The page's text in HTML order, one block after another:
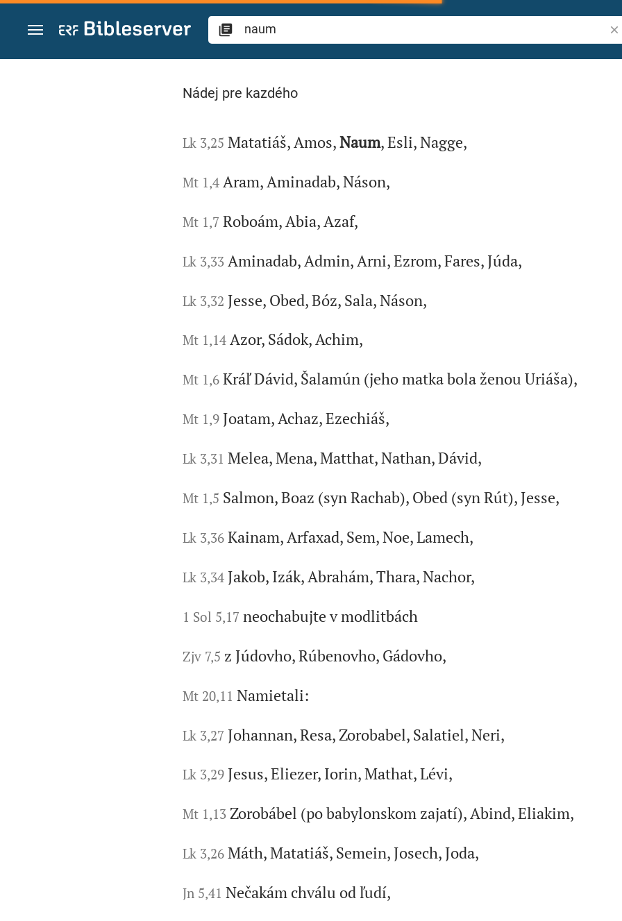
Prejsť na obsah
Vyhľadajte "naum" v Biblii
Nádej pre kazdého
Lk 3,25 Matatiáš, Amos,Naum, Esli, Nagge,
Mt 1,4 Aram, Aminadab, Náson,
Mt 1,7 Roboám, Abia, Azaf,
Lk 3,33 Aminadab, Admin, Arni, Ezrom, Fares, Júda,
Lk 3,32 Jesse, Obed, Bóz, Sala, Náson,
Mt 1,14 Azor, Sádok, Achim,
Mt 1,6 Kráľ Dávid, Šalamún (jeho matka bola ženou Uriáša),
Mt 1,9 Joatam, Achaz, Ezechiáš,
Lk 3,31 Melea, Mena, Matthat, Nathan, Dávid,
Mt 1,5 Salmon, Boaz (syn Rachab), Obed (syn Rút), Jesse,
Lk 3,36 Kainam, Arfaxad, Sem, Noe, Lamech,
Lk 3,34 Jakob, Izák, Abrahám, Thara, Nachor,
1 Sol 5,17 neochabujte v modlitbách
Zjv 7,5 z Júdovho, Rúbenovho, Gádovho,
Mt 20,11 Namietali:
Lk 3,27 Johannan, Resa, Zorobabel, Salatiel, Neri,
Lk 3,29 Jesus, Eliezer, Iorin, Mathat, Lévi,
Mt 1,13 Zorobábel (po babylonskom zajatí), Abind, Eliakim,
Lk 3,26 Máth, Matatiáš, Semein, Josech, Joda,
Jn 5,41 Nečakám chválu od ľudí,